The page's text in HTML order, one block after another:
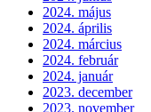
Csehország
Második részt kap
Nemzetközi
Folytatódik az
Rossz hír a
A Linda